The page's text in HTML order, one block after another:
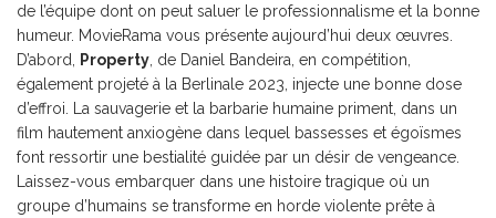
de l’équipe dont on peut saluer le professionnalisme et la bonne
humeur. MovieRama vous présente aujourd’hui deux œuvres.
D’abord, Property, de Daniel Bandeira, en compétition,
également projeté à la Berlinale 2023, injecte une bonne dose
d’effroi. La sauvagerie et la barbarie humaine priment, dans un
film hautement anxiogène dans lequel bassesses et égoïsmes
font ressortir une bestialité guidée par un désir de vengeance.
Laissez-vous embarquer dans une histoire tragique où un
groupe d’humains se transforme en horde violente prête à